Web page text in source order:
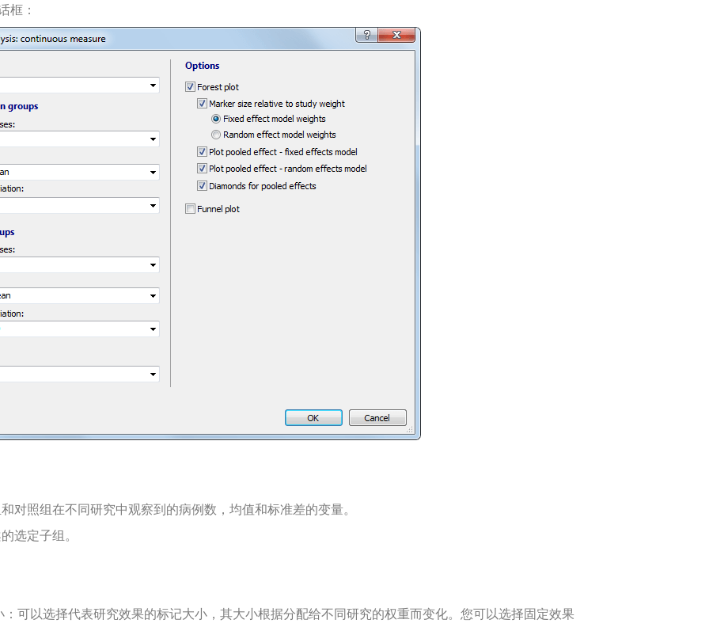
框：
对照组在不同研究中观察到的病例数，均值和标准差的变量。
选定子组。
可以选择代表研究效果的标记大小，其大小根据分配给不同研究的权重而变化。您可以选择固定效果